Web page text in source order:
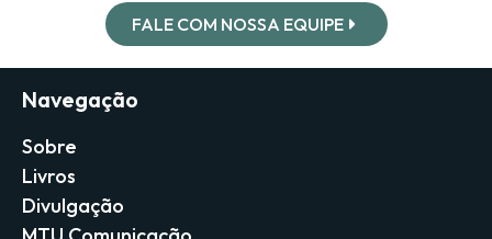
FALE COM NOSSA EQUIPE
Navegação
Sobre
Livros
Divulgação